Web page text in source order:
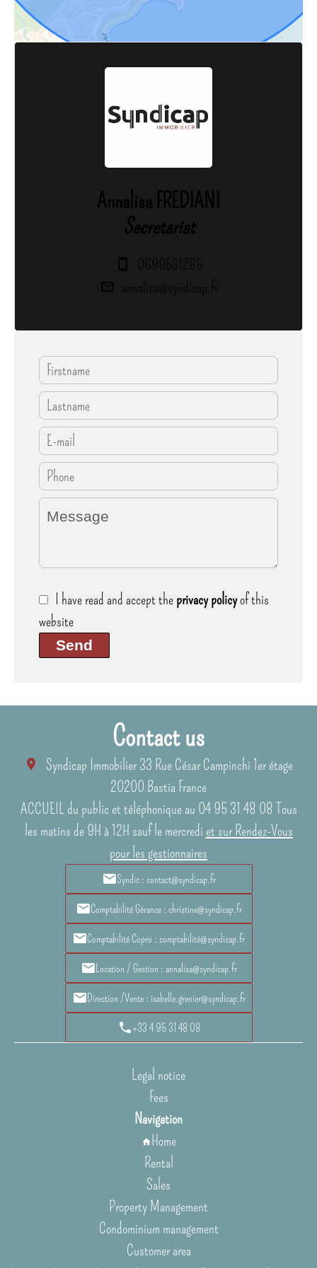
Annalisa FREDIANI
Secretariat
0699531285
annalisa@syndicap.fr
I have read and accept theprivacy policyof this
website
Send
Contact us
Syndicap Immobilier33 Rue César Campinchi 1er étage
20200 Bastia France
ACCUEIL du public et téléphonique au 04 95 31 48 08 Tous
les matins de 9H à 12H sauf le mercredi et sur Rendez-Vous
pour les gestionnaires
Syndic : contact@syndicap.fr
Comptabilité Gérance : christine@syndicap.fr
Comptabilité Copro : comptabilité@syndicap.fr
Location / Gestion : annalisa@syndicap.fr
Direction /Vente : isabelle.grenier@syndicap.fr
+33 4 95 31 48 08
Legal notice
Fees
Navigation
Home
Rental
Sales
Property Management
Condominium management
Customer area